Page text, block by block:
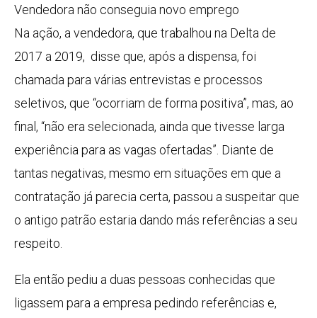
Vendedora não conseguia novo emprego
Na ação, a vendedora, que trabalhou na Delta de
2017 a 2019, disse que, após a dispensa, foi
chamada para várias entrevistas e processos
seletivos, que “ocorriam de forma positiva”, mas, ao
final, “não era selecionada, ainda que tivesse larga
experiência para as vagas ofertadas”. Diante de
tantas negativas, mesmo em situações em que a
contratação já parecia certa, passou a suspeitar que
o antigo patrão estaria dando más referências a seu
respeito.
Ela então pediu a duas pessoas conhecidas que
ligassem para a empresa pedindo referências e,